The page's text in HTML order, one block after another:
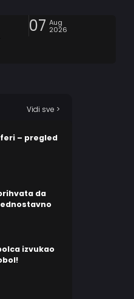
07 Aug
2026
Vidi sve >
– pregled
da
izvukao